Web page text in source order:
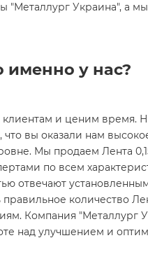
Украина", а
именно у нас?
и ценим время.
что вы оказали нам
Мы продаем Лента
по всем
отвечают
количество
Компания "Металлург
над улучшением и